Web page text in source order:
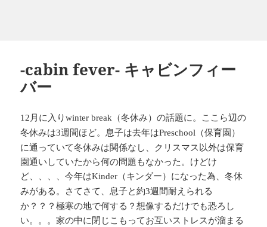
-cabin fever- キャビンフィー
バー
12月に入りwinter break （冬休み）の話題に。ここら辺の
冬休みは3週間ほど。息子は去年はPreschool （保育園）
に通っていて冬休みは関係なし、クリスマス以外は保育
園通いしていたから何の問題もなかった。けどけ
ど、、、、今年はKinder （キンダー）になった為、冬休
みがある。さてさて、息子と約3週間耐えられる
か？？？極寒の地で何する？想像するだけでも恐ろし
い。。。家の中に閉じこもってお互いストレスが溜まる